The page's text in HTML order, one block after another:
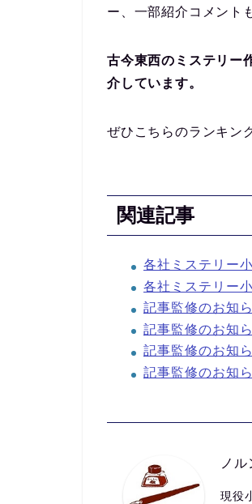
ー、一部紹介コメント
古今東西のミステリー
介しています。
ぜひこちらのランキン
関連記事
各社ミステリー
各社ミステリー
記事監修のお知
記事監修のお知
記事監修のお知
記事監修のお知
ノル
現役